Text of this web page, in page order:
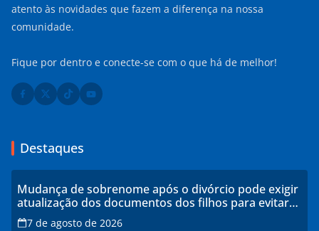
atento às novidades que fazem a diferença na nossa
comunidade.
Fique por dentro e conecte-se com o que há de melhor!
Destaques
Mudança de sobrenome após o divórcio pode exigir
atualização dos documentos dos filhos para evitar
transtornos
7 de agosto de 2026